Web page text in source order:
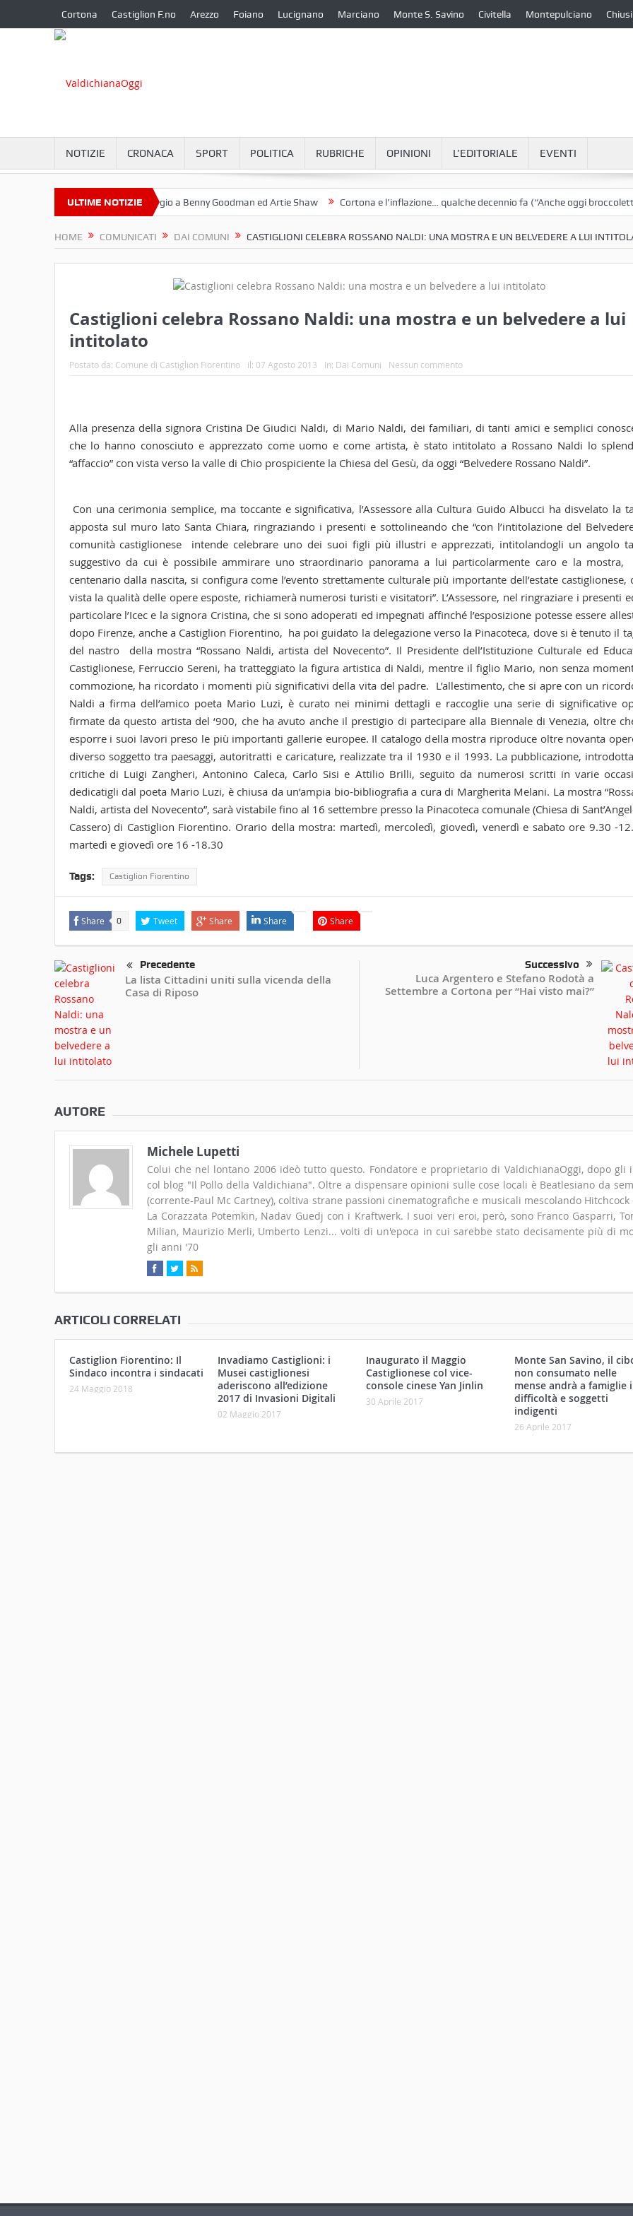
Cortona Castiglion F.no Arezzo Foiano Lucignano Marciano Monte S. Savino Civitella Montepulciano Chiusi
NOTIZIE CRONACA SPORT POLITICA RUBRICHE OPINIONI L’EDITORIALE EVENTI
ULTIME NOTIZIE
a Camucia? Omaggio a Benny Goodman ed Artie Shaw Cortona e l’inflazione… qualche decennio fa (“Anche oggi broccoletti e
HOME COMUNICATI DAI COMUNI CASTIGLIONI CELEBRA ROSSANO NALDI: UNA MOSTRA E UN BELVEDERE A LUI
Castiglioni celebra Rossano Naldi: una mostra e un belvedere a lui
intitolato
Postato da: Comune di Castiglion Fiorentino il: 07 Agosto 2013 In: Dai Comuni Nessun commento
Alla presenza della signora Cristina De Giudici Naldi, di Mario Naldi, dei familiari, di tanti amici e semplici
che lo hanno conosciuto e apprezzato come uomo e come artista, è stato intitolato a Rossano Naldi lo
“affaccio” con vista verso la valle di Chio prospiciente la Chiesa del Gesù, da oggi “Belvedere Rossano Naldi”.
Con una cerimonia semplice, ma toccante e significativa, l’Assessore alla Cultura Guido Albucci ha disvelato la
apposta sul muro lato Santa Chiara, ringraziando i presenti e sottolineando che “con l’intitolazione del
comunità castiglionese intende celebrare uno dei suoi figli più illustri e apprezzati, intitolandogli un angolo
suggestivo da cui è possibile ammirare uno straordinario panorama a lui particolarmente caro e la mostra,
centenario dalla nascita, si configura come l’evento strettamente culturale più importante dell’estate castiglionese,
vista la qualità delle opere esposte, richiamerà numerosi turisti e visitatori”. L’Assessore, nel ringraziare i presenti
particolare l’Icec e la signora Cristina, che si sono adoperati ed impegnati affinché l’esposizione potesse essere
dopo Firenze, anche a Castiglion Fiorentino, ha poi guidato la delegazione verso la Pinacoteca, dove si è tenuto il
del nastro della mostra “Rossano Naldi, artista del Novecento”. Il Presidente dell’Istituzione Culturale ed
Castiglionese, Ferruccio Sereni, ha tratteggiato la figura artistica di Naldi, mentre il figlio Mario, non senza
commozione, ha ricordato i momenti più significativi della vita del padre. L’allestimento, che si apre con un
Naldi a firma dell’amico poeta Mario Luzi, è curato nei minimi dettagli e raccoglie una serie di significative
firmate da questo artista del ‘900, che ha avuto anche il prestigio di partecipare alla Biennale di Venezia, oltre
esporre i suoi lavori preso le più importanti gallerie europee. Il catalogo della mostra riproduce oltre novanta
diverso soggetto tra paesaggi, autoritratti e caricature, realizzate tra il 1930 e il 1993. La pubblicazione,
critiche di Luigi Zangheri, Antonino Caleca, Carlo Sisi e Attilio Brilli, seguito da numerosi scritti in varie
dedicatigli dal poeta Mario Luzi, è chiusa da un’ampia bio-bibliografia a cura di Margherita Melani. La mostra
Naldi, artista del Novecento”, sarà vistabile fino al 16 settembre presso la Pinacoteca comunale (Chiesa di
Cassero) di Castiglion Fiorentino. Orario della mostra: martedì, mercoledì, giovedì, venerdì e sabato ore 9.30 -
martedì e giovedì ore 16 -18.30
Tags: Castiglion Fiorentino
Share 0 Tweet Share Share Share
Precedente
La lista Cittadini uniti sulla vicenda della
Casa di Riposo
Successivo
Luca Argentero e Stefano Rodotà a
Settembre a Cortona per “Hai visto mai?”
AUTORE
Michele Lupetti
Colui che nel lontano 2006 ideò tutto questo. Fondatore e proprietario di ValdichianaOggi, dopo gli
col blog "Il Pollo della Valdichiana". Oltre a dispensare opinioni sulle cose locali è Beatlesiano da
(corrente-Paul Mc Cartney), coltiva strane passioni cinematografiche e musicali mescolando Hitchcock
La Corazzata Potemkin, Nadav Guedj con i Kraftwerk. I suoi veri eroi, però, sono Franco Gasparri,
Milian, Maurizio Merli, Umberto Lenzi... volti di un'epoca in cui sarebbe stato decisamente più di
gli anni '70
ARTICOLI CORRELATI
Castiglion Fiorentino: Il
Sindaco incontra i sindacati
24 Maggio 2018
Invadiamo Castiglioni: i
Musei castiglionesi
aderiscono all’edizione
2017 di Invasioni Digitali
02 Maggio 2017
Inaugurato il Maggio
Castiglionese col vice-
console cinese Yan Jinlin
30 Aprile 2017
Monte San Savino, il
non consumato nelle
mense andrà a famiglie
difficoltà e soggetti
indigenti
26 Aprile 2017